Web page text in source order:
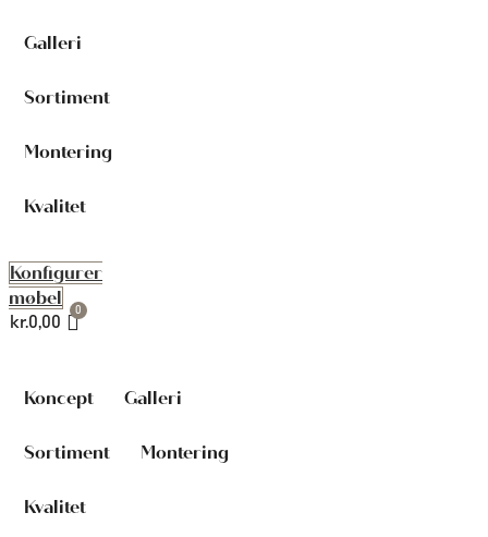
Galleri
Sortiment
Montering
Kvalitet
Konfigurer
møbel
kr.0,00
Koncept Galleri
Sortiment Montering
Kvalitet